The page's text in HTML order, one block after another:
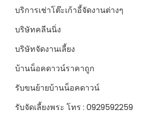
บริการเช่าโต๊ะเก้าอี้จัดงานต่างๆ
บริษัทคลีนนิ่ง
บริษัทจัดงานเลี้ยง
บ้านน็อคดาวน์ราคาถูก
รับขนย้ายบ้านน็อคดาวน์
รับจัดเลี้ยงพระ โทร : 0929592259